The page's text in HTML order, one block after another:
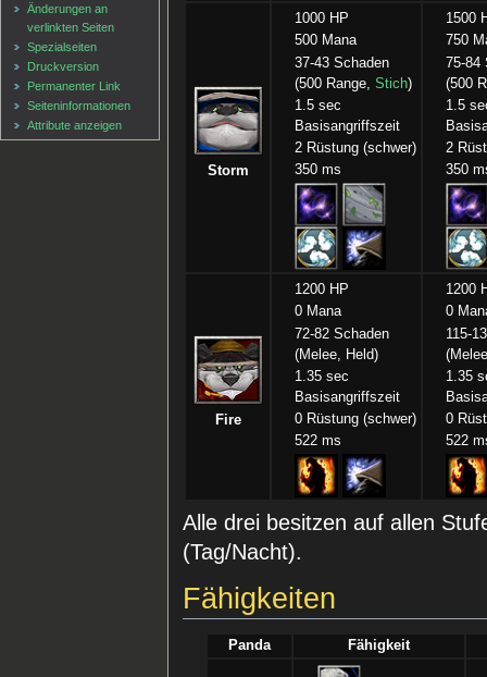
Storm
1000 HP
500 Mana
37-43 Schaden
(500 Range,Stich)
1.5 sec
Basisangriffszeit
2 Rüstung (schwer)
350 ms
1500
750
75-84
(500
1.5
2
350
Fire
1200 HP
0 Mana
72-82 Schaden
(Melee, Held)
1.35 sec
Basisangriffszeit
0 Rüstung (schwer)
522 ms
1200
0
115-
1.35
0
522
Alle drei besitzen auf allen
(Tag/Nacht).
Fähigkeiten
Panda Fähigkeit
Änderungen an
verlinkten Seiten
Spezialseiten
Druckversion
Permanenter Link
Seiten­informationen
Attribute anzeigen